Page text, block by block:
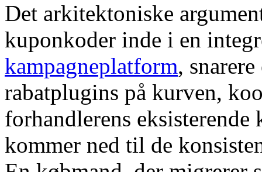
Det arkitektoniske
kuponkoder inde i en
kampagneplatform,
rabatplugins på kurven,
forhandlerens
kommer ned til de